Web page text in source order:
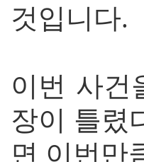
것입니다.
이번 사건
장이 틀렸
면 이번만